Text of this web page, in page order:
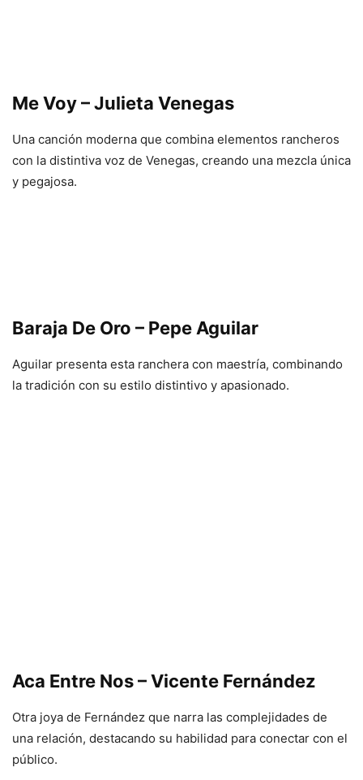
Me Voy – Julieta Venegas
Una canción moderna que combina elementos rancheros
con la distintiva voz de Venegas, creando una mezcla única
y pegajosa.
Baraja De Oro – Pepe Aguilar
Aguilar presenta esta ranchera con maestría, combinando
la tradición con su estilo distintivo y apasionado.
Aca Entre Nos – Vicente Fernández
Otra joya de Fernández que narra las complejidades de
una relación, destacando su habilidad para conectar con el
público.